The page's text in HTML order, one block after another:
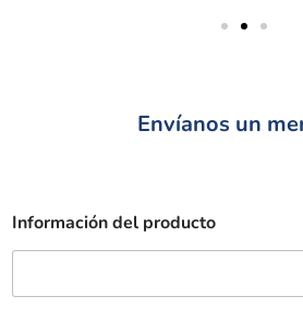
Envíanos un
Información del producto